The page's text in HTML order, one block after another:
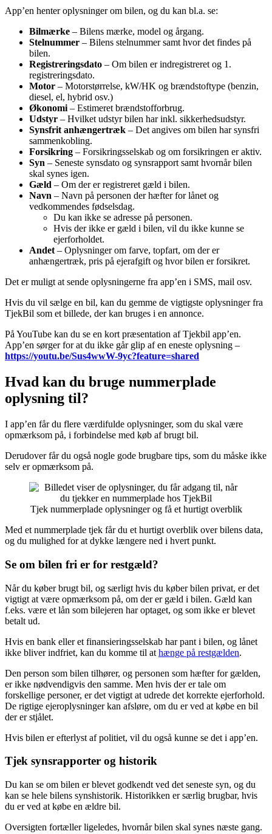
App’en henter oplysninger om bilen, og du kan bl.a. se:
Bilmærke – Bilens mærke, model og årgang.
Stelnummer – Bilens stelnummer samt hvor det findes på
bilen.
Registreringsdato – Om bilen er indregistreret og 1.
registreringsdato.
Motor – Motorstørrelse, kW/HK og brændstoftype (benzin,
diesel, el, hybrid osv.)
Økonomi– Estimeret brændstofforbrug.
Udstyr – Hvilket udstyr bilen har inkl. sikkerhedsudstyr.
Synsfrit anhængertræk – Det angives om bilen har synsfri
sammenkobling.
Forsikring – Forsikringsselskab og om forsikringen er aktiv.
Syn – Seneste synsdato og synsrapport samt hvornår bilen
skal synes igen.
Gæld – Om der er registreret gæld i bilen.
Navn – Navn på personen der hæfter for lånet og
vedkommendes fødselsdag.
Du kan ikke se adresse på personen.
Hvis der ikke er gæld i bilen, vil du ikke kunne se
ejerforholdet.
Andet– Oplysninger om farve, topfart, om der er
anhængertræk, pris på ejerafgift og hvor bilen er forsikret.
Det er muligt at sende oplysningerne fra app’en i SMS, mail osv.
Hvis du vil sælge en bil, kan du gemme de vigtigste oplysninger fra
TjekBil som et billede, der kan bruges i en annonce.
På YouTube kan du se en kort præsentation af Tjekbil app’en.
App’en sørger for at du ikke går glip af en eneste oplysning –
https://youtu.be/Sus4wwW-9yc?feature=shared
Hvad kan du bruge nummerplade
oplysning til?
I app’en får du flere værdifulde oplysninger, som du skal være
opmærksom på, i forbindelse med køb af brugt bil.
Derudover får du også nogle gode brugbare tips, som du måske ikke
selv er opmærksom på.
Tjek nummerplade oplysninger og få et hurtigt overblik
Med et nummerplade tjek får du et hurtigt overblik over bilens data,
og du mulighed for at dykke længere ned i hvert punkt.
Se om bilen fri er for restgæld?
Når du køber brugt bil, og særligt hvis du køber bilen privat, er det
vigtigt at være opmærksom på, om der er gæld i bilen. Gæld kan
f.eks. være et lån som bilejeren har optaget, og som ikke er blevet
betalt ud.
Hvis en bank eller et finansieringsselskab har pant i bilen, og lånet
ikke bliver indfriet, kan du komme til at hænge på restgælden.
Den person som bilen tilhører, og personen som hæfter for gælden,
er ikke nødvendigvis den samme. Men hvis der er tale om
forskellige personer, er det vigtigt at udrede det korrekte ejerforhold.
De rigtige ejeroplysninger kan afsløre, om du er ved at købe en bil
der er stjålet.
Hvis bilen er efterlyst af politiet, vil du også kunne se det i app’en.
Tjek synsrapporter og historik
Du kan se om bilen er blevet godkendt ved det seneste syn, og du
kan se hele bilens synshistorik. Historikken er særlig brugbar, hvis
du er ved at købe en ældre bil.
Oversigten fortæller ligeledes, hvornår bilen skal synes næste gang.